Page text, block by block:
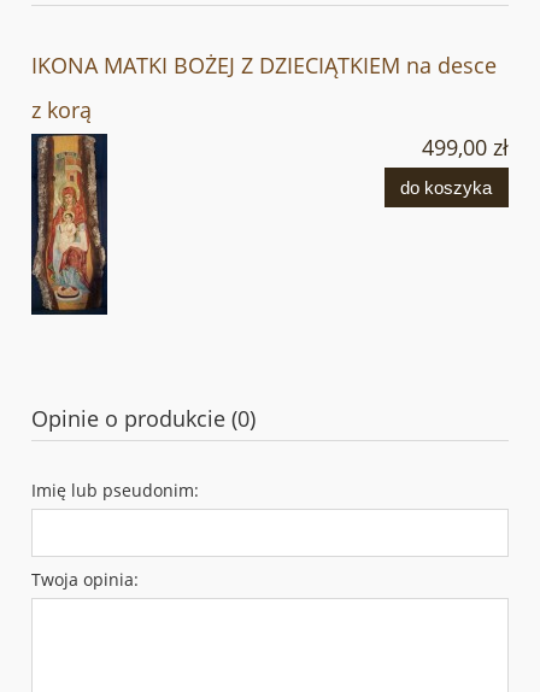
IKONA MATKI BOŻEJ Z DZIECIĄTKIEM na desce
z korą
499,00 zł
do koszyka
Opinie o produkcie (0)
Imię lub pseudonim:
Twoja opinia: